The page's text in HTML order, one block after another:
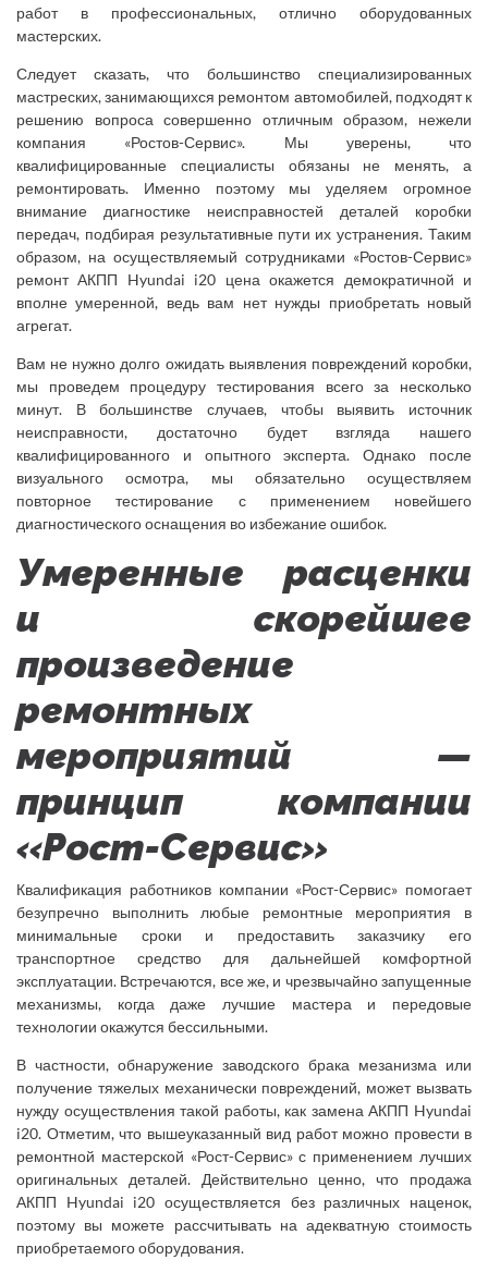
работ в профессиональных, отлично оборудованных
мастерских.
Следует сказать, что большинство специализированных
мастреских, занимающихся ремонтом автомобилей, подходят к
решению вопроса совершенно отличным образом, нежели
компания «Ростов-Сервис». Мы уверены, что
квалифицированные специалисты обязаны не менять, а
ремонтировать. Именно поэтому мы уделяем огромное
внимание диагностике неисправностей деталей коробки
передач, подбирая результативные пути их устранения. Таким
образом, на осуществляемый сотрудниками «Ростов-Сервис»
ремонт АКПП Hyundai i20 цена окажется демократичной и
вполне умеренной, ведь вам нет нужды приобретать новый
агрегат.
Вам не нужно долго ожидать выявления повреждений коробки,
мы проведем процедуру тестирования всего за несколько
минут. В большинстве случаев, чтобы выявить источник
неисправности, достаточно будет взгляда нашего
квалифицированного и опытного эксперта. Однако после
визуального осмотра, мы обязательно осуществляем
повторное тестирование с применением новейшего
диагностического оснащения во избежание ошибок.
Умеренные расценки
и скорейшее
произведение
ремонтных
мероприятий —
принцип компании
«Рост-Сервис»
Квалификация работников компании «Рост-Сервис» помогает
безупречно выполнить любые ремонтные мероприятия в
минимальные сроки и предоставить заказчику его
транспортное средство для дальнейшей комфортной
эксплуатации. Встречаются, все же, и чрезвычайно запущенные
механизмы, когда даже лучшие мастера и передовые
технологии окажутся бессильными.
В частности, обнаружение заводского брака мезанизма или
получение тяжелых механически повреждений, может вызвать
нужду осуществления такой работы, как замена АКПП Hyundai
i20. Отметим, что вышеуказанный вид работ можно провести в
ремонтной мастерской «Рост-Сервис» с применением лучших
оригинальных деталей. Действительно ценно, что продажа
АКПП Hyundai i20 осуществляется без различных наценок,
поэтому вы можете рассчитывать на адекватную стоимость
приобретаемого оборудования.